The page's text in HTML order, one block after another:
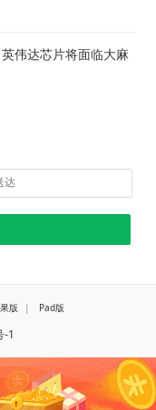
伟达芯片将面临大麻
版 | Pad版
-1